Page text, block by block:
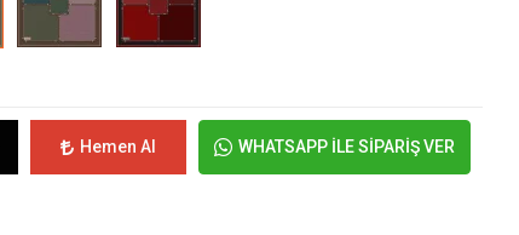
Hemen Al WHATSAPP İLE SİPARİŞ VER